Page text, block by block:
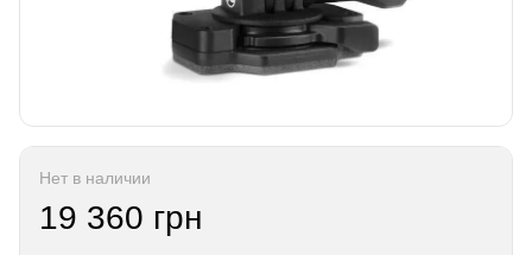
Нет в наличии
19 360 грн